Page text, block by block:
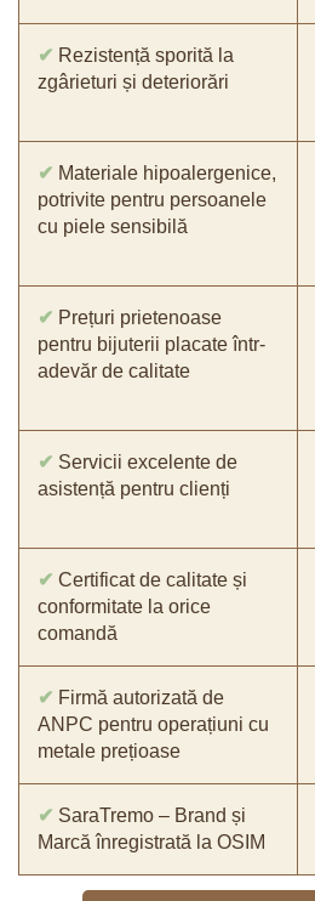
✔ Rezistență sporită la
zgârieturi și deteriorări
✔ Materiale hipoalergenice,
potrivite pentru persoanele
cu piele sensibilă
✔ Prețuri prietenoase
pentru bijuterii placate într-
adevăr de calitate
✔ Servicii excelente de
asistență pentru clienți
✔ Certificat de calitate și
conformitate la orice
comandă
✔ Firmă autorizată de
ANPC pentru operațiuni cu
metale prețioase
✔ SaraTremo – Brand și
Marcă înregistrată la OSIM